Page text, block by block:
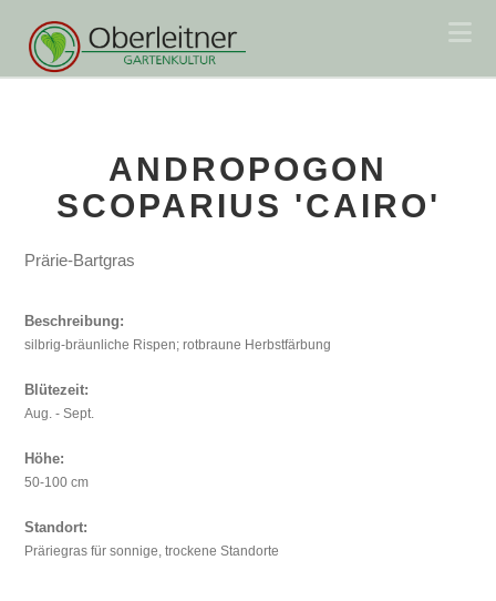
ANDROPOGON
SCOPARIUS 'CAIRO'
Prärie-Bartgras
Beschreibung:
silbrig-bräunliche Rispen; rotbraune Herbstfärbung
Blütezeit:
Aug. - Sept.
Höhe:
50-100 cm
Standort:
Präriegras für sonnige, trockene Standorte